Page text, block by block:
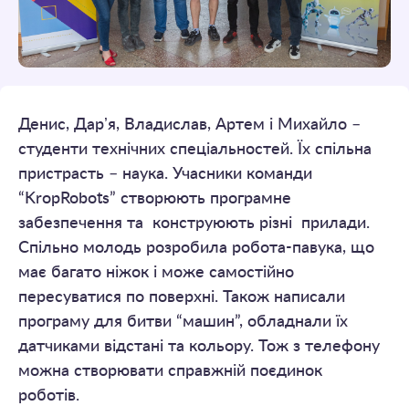
Денис, Дарʼя, Владислав, Артем і Михайло –
студенти технічних спеціальностей. Їх спільна
пристрасть – наука. Учасники команди
“KropRobots” створюють програмне
забезпечення та конструюють різні прилади.
Спільно молодь розробила робота-павука, що
має багато ніжок і може самостійно
пересуватися по поверхні. Також написали
програму для битви “машин”, обладнали їх
датчиками відстані та кольору. Тож з телефону
можна створювати справжній поєдинок
роботів.